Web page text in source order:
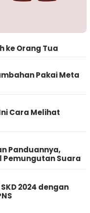
ke Orang Tua
Pakai Meta
Cara Melihat
Panduannya,
Pemungutan Suara
2024 dengan